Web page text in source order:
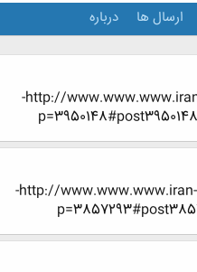
ارسال ها درباره
http://www.www.www.iran-eng.ir/showthread.php/298116-
http://www.www.www.iran-eng.ir/showthread.php/290255-